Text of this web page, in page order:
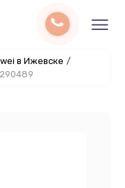
в Ижевске /